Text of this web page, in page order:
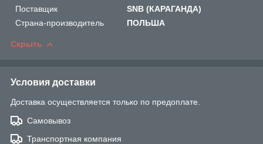
Поставщик
SNB (КАРАГАНДА)
Страна-производитель
ПОЛЬША
Скрыть
Условия доставки
Доставка осуществляется только по предоплате.
Самовывоз
Транспортная компания